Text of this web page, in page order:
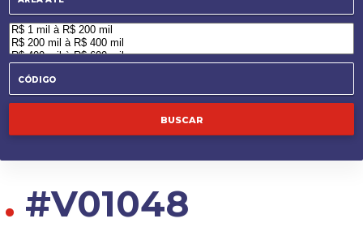
. #V01048